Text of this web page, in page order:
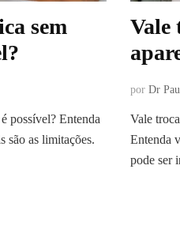
sem
possível? Entenda
são as limitações.
Vale
por Dr
Vale
Entenda
pode ser